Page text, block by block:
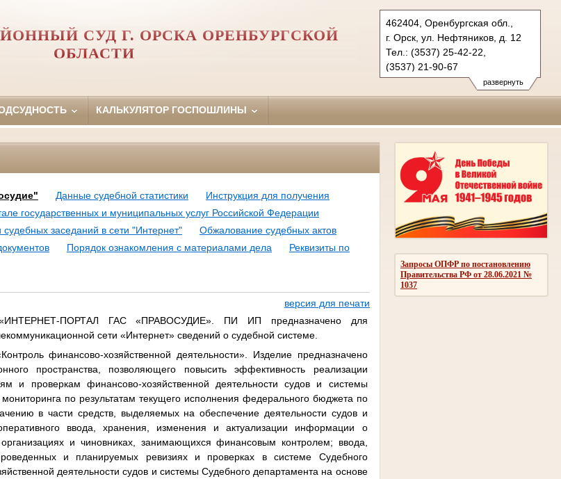
развернуть
462404, Оренбургская обл.,
г. Орск, ул. Нефтяников, д. 12
Тел.: (3537) 25-42-22,
(3537) 21-90-67
oktyabrskyorsk.orb@sudrf.ru
СУД Г. ОРСКА ОРЕНБУРГСКОЙ
ОБЛАСТИ
КАЛЬКУЛЯТОР ГОСПОШЛИНЫ
Запросы ОПФР по постановлению
Правительства РФ от 28.06.2021 №
1037
Данные судебной статистики
Инструкция для получения
государственных и муниципальных услуг Российской Федерации
заседаний в сети "Интернет"
Обжалование судебных актов
Порядок ознакомления с материалами дела
Реквизиты по
версия для печати
ПОРТАЛ ГАС «ПРАВОСУДИЕ». ПИ ИП предназначено для
сети «Интернет» сведений о судебной системе.
финансово-хозяйственной деятельности». Изделие предназначено
пространства, позволяющего повысить эффективность реализации
и проверкам финансово-хозяйственной деятельности судов и системы
по результатам текущего исполнения федерального бюджета по
в части средств, выделяемых на обеспечение деятельности судов и
ввода, хранения, изменения и актуализации информации о
и чиновниках, занимающихся финансовым контролем; ввода,
и планируемых ревизиях и проверках в системе Судебного
деятельности судов и системы Судебного департамента на основе